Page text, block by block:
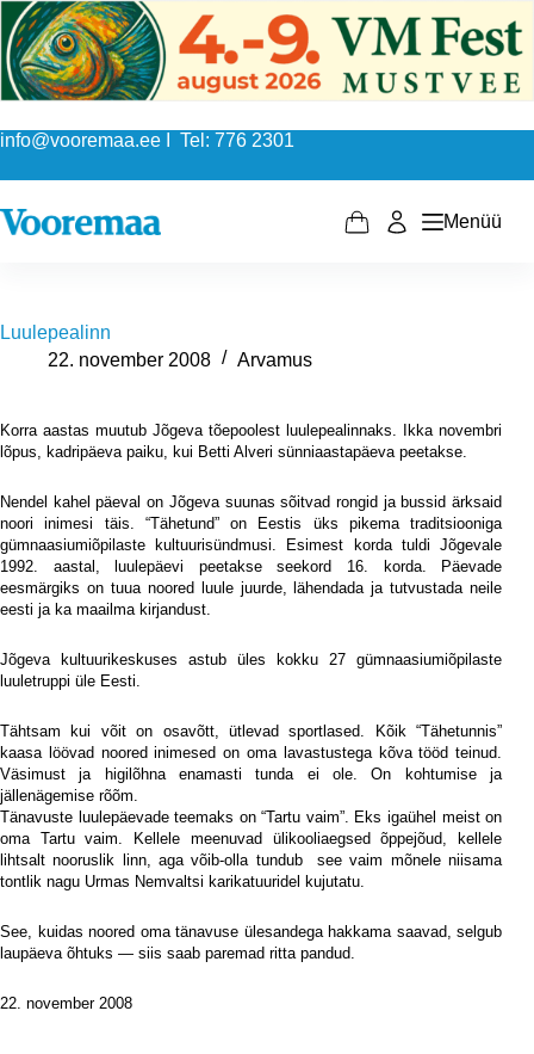
Skip
to
content
info@vooremaa.ee I Tel: 776 2301
Shopping
Menüü
Luulepealinn
22. november 2008
Arvamus
Korra aastas muutub Jõgeva tõepoolest luulepealinnaks. Ikka novembri
lõpus, kadripäeva paiku, kui Betti Alveri sünniaastapäeva peetakse.
Nendel kahel päeval on Jõgeva suunas sõitvad rongid ja bussid ärksaid
noori inimesi täis. “Tähetund” on Eestis üks pikema traditsiooniga
gümnaasiumiõpilaste kultuurisündmusi. Esimest korda tuldi Jõgevale
1992. aastal, luulepäevi peetakse seekord 16. korda. Päevade
eesmärgiks on tuua noored luule juurde, lähendada ja tutvustada neile
eesti ja ka maailma kirjandust.
Jõgeva kultuurikeskuses astub üles kokku 27 gümnaasiumiõpilaste
luuletruppi üle Eesti.
Tähtsam kui võit on osavõtt, ütlevad sportlased. Kõik “Tähetunnis”
kaasa löövad noored inimesed on oma lavastustega kõva tööd teinud.
Väsimust ja higilõhna enamasti tunda ei ole. On kohtumise ja
jällenägemise rõõm.
Tänavuste luulepäevade teemaks on “Tartu vaim”. Eks igaühel meist on
oma Tartu vaim. Kellele meenuvad ülikooliaegsed õppejõud, kellele
lihtsalt nooruslik linn, aga võib-olla tundub
see vaim mõnele niisama
tontlik nagu Urmas Nemvaltsi karikatuuridel kujutatu.
See, kuidas noored oma tänavuse ülesandega hakkama saavad, selgub
laupäeva õhtuks — siis saab paremad ritta pandud.
22. november 2008